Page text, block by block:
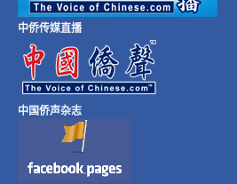
中侨传媒直播
中国侨声杂志